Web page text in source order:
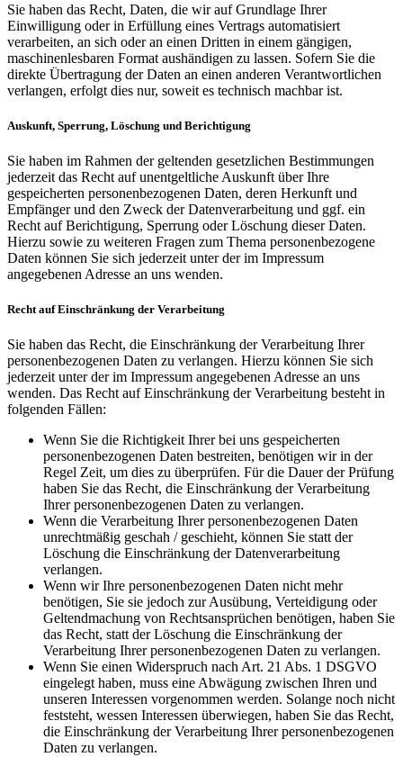
Sie haben das Recht, Daten, die wir auf Grundlage Ihrer
Einwilligung oder in Erfüllung eines Vertrags automatisiert
verarbeiten, an sich oder an einen Dritten in einem gängigen,
maschinenlesbaren Format aushändigen zu lassen. Sofern Sie die
direkte Übertragung der Daten an einen anderen Verantwortlichen
verlangen, erfolgt dies nur, soweit es technisch machbar ist.
Auskunft, Sperrung, Löschung und Berichtigung
Sie haben im Rahmen der geltenden gesetzlichen Bestimmungen
jederzeit das Recht auf unentgeltliche Auskunft über Ihre
gespeicherten personenbezogenen Daten, deren Herkunft und
Empfänger und den Zweck der Datenverarbeitung und ggf. ein
Recht auf Berichtigung, Sperrung oder Löschung dieser Daten.
Hierzu sowie zu weiteren Fragen zum Thema personenbezogene
Daten können Sie sich jederzeit unter der im Impressum
angegebenen Adresse an uns wenden.
Recht auf Einschränkung der Verarbeitung
Sie haben das Recht, die Einschränkung der Verarbeitung Ihrer
personenbezogenen Daten zu verlangen. Hierzu können Sie sich
jederzeit unter der im Impressum angegebenen Adresse an uns
wenden. Das Recht auf Einschränkung der Verarbeitung besteht in
folgenden Fällen:
Wenn Sie die Richtigkeit Ihrer bei uns gespeicherten
personenbezogenen Daten bestreiten, benötigen wir in der
Regel Zeit, um dies zu überprüfen. Für die Dauer der Prüfung
haben Sie das Recht, die Einschränkung der Verarbeitung
Ihrer personenbezogenen Daten zu verlangen.
Wenn die Verarbeitung Ihrer personenbezogenen Daten
unrechtmäßig geschah / geschieht, können Sie statt der
Löschung die Einschränkung der Datenverarbeitung
verlangen.
Wenn wir Ihre personenbezogenen Daten nicht mehr
benötigen, Sie sie jedoch zur Ausübung, Verteidigung oder
Geltendmachung von Rechtsansprüchen benötigen, haben Sie
das Recht, statt der Löschung die Einschränkung der
Verarbeitung Ihrer personenbezogenen Daten zu verlangen.
Wenn Sie einen Widerspruch nach Art. 21 Abs. 1 DSGVO
eingelegt haben, muss eine Abwägung zwischen Ihren und
unseren Interessen vorgenommen werden. Solange noch nicht
feststeht, wessen Interessen überwiegen, haben Sie das Recht,
die Einschränkung der Verarbeitung Ihrer personenbezogenen
Daten zu verlangen.